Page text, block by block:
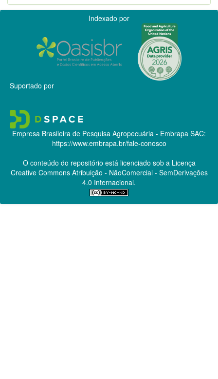
Indexado por
Suportado por
Empresa Brasileira de Pesquisa Agropecuária - Embrapa SAC:
https://www.embrapa.br/fale-conosco
O conteúdo do repositório está licenciado sob a Licença
Creative CommonsAtribuição - NãoComercial - SemDerivações
4.0 Internacional.